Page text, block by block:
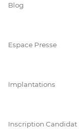
Blog
Espace Presse
Implantations
Inscription Candidat